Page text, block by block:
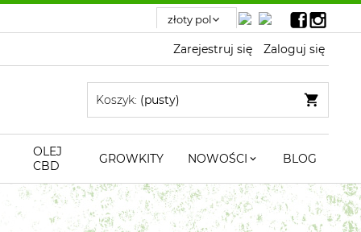
Zarejestruj się Zaloguj się
Koszyk: (pusty)
OLEJ
CBD
GROWKITY NOWOŚCI BLOG